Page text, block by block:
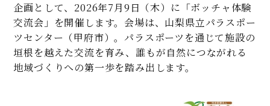
企画として、2026年7月9日（木）に「ボッチャ体験
交流会」を開催します。会場は、山梨県立パラスポー
ツセンター（甲府市）。パラスポーツを通じて施設の
垣根を越えた交流を育み、誰もが自然につながれる
地域づくりへの第一歩を踏み出します。